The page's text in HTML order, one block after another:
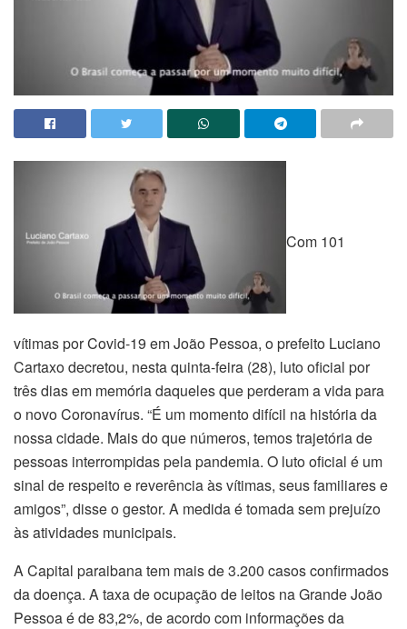
Com 101
vítimas por Covid-19 em João Pessoa, o prefeito Luciano
Cartaxo decretou, nesta quinta-feira (28), luto oficial por
três dias em memória daqueles que perderam a vida para
o novo Coronavírus. “É um momento difícil na história da
nossa cidade. Mais do que números, temos trajetória de
pessoas interrompidas pela pandemia. O luto oficial é um
sinal de respeito e reverência às vítimas, seus familiares e
amigos”, disse o gestor. A medida é tomada sem prejuízo
às atividades municipais.
A Capital paraibana tem mais de 3.200 casos confirmados
da doença. A taxa de ocupação de leitos na Grande João
Pessoa é de 83,2%, de acordo com informações da